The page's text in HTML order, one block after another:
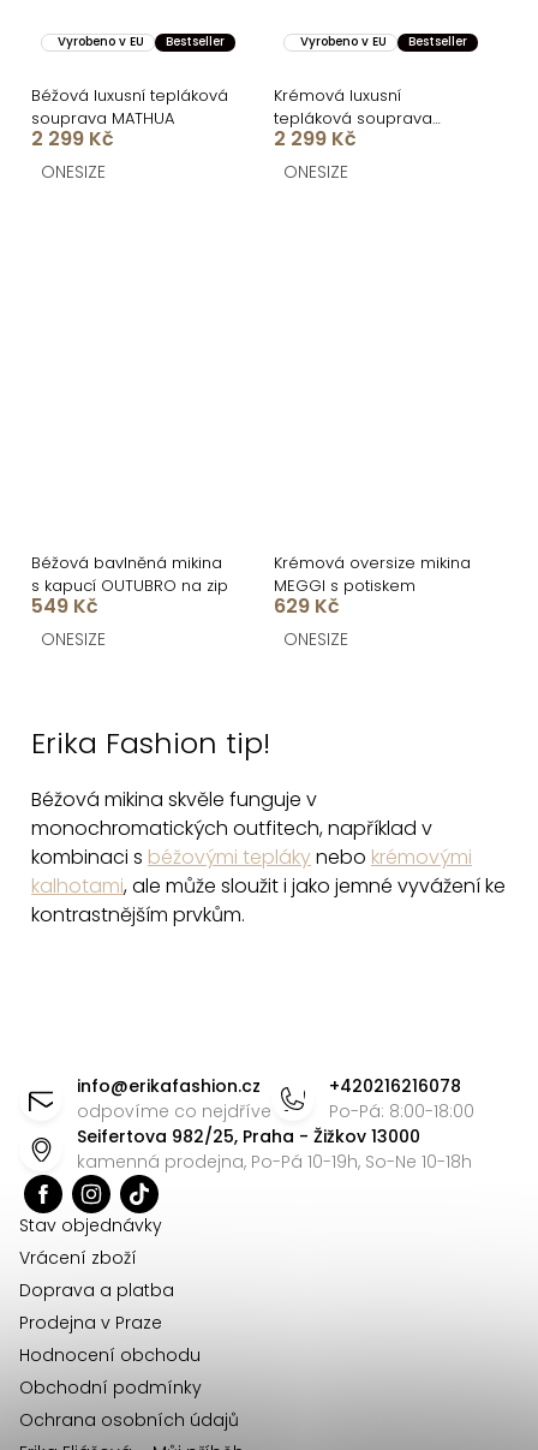
Vyrobeno v EU Bestseller
Béžová luxusní tepláková
souprava MATHUA
2 299 Kč
ONESIZE
Vyrobeno v EU Bestseller
Krémová luxusní
tepláková souprava
MATHUA
2 299 Kč
ONESIZE
Béžová bavlněná mikina
s kapucí OUTUBRO na zip
549 Kč
ONESIZE
Krémová oversize mikina
MEGGI s potiskem
629 Kč
ONESIZE
l
d
a
c
ý
p
Erika Fashion tip!
Béžová mikina skvěle funguje v
monochromatických outfitech, například v
kombinaci s béžovými teplákynebo krémovými
kalhotami, ale může sloužit i jako jemné vyvážení ke
kontrastnějším prvkům.
info@erikafashion.cz
odpovíme co nejdříve
+420216216078
Po-Pá: 8:00-18:00
Seifertova 982/25, Praha - Žižkov 13000
kamenná prodejna, Po-Pá 10-19h, So-Ne 10-18h
Stav objednávky
Vrácení zboží
Doprava a platba
Prodejna v Praze
Hodnocení obchodu
Obchodní podmínky
Ochrana osobních údajů